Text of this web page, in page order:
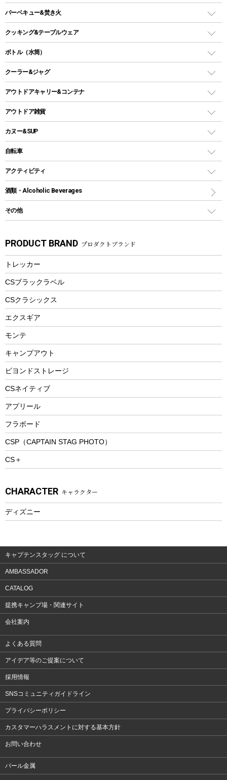
タープ
スクエアタープ（レクタタープ）
メッシュタープ
自立式タープ
パラソル
テントアクセサリー
ペグ
ポール
グランドシート
ツール
ガスランタン
オイルランタン
LEDライト
ヘッドライト
キャンドル
ガスバーナー
ガス缶
ガストーチ、ライター
バーベキュー&焚き火
バーベキューコンロ、グリル
焚き火台タイプ（ロースタイル）グリル
卓上タイプグリル
パーティータイプグリル
ソロキャンプ用グリル
鉄板、アミ
焚き火台&ストーブ
火起こし
バーベキューツール
クッキング&テーブルウェア
ダッチオーブン
ホットサンドメーカー
クッカーセット
シェラカップ
クッキングツール
ナイフ
カトラリー
マグカップ、カップ
ステンレスボトル
フードボトル
トレー
ランチョンマット
ランチボックス
ボトル（水筒）
ステンレスボトル
コップ付きタイプ
ワンタッチタイプ
プラスチックボトル
ディズニーボトル
クーラー&ジャグ
クーラーボックス
クーラーバッグ
ウォータージャグ
保冷剤
アウトドアキャリー&コンテナ
アウトドアキャリー
アウトドア雑貨
バックパック&バッグ
リュック、バックパック
トートバッグ、サコッシュ
ショッピングキャリー
その他アウトドア雑貨
スプレー関係
ツール、他
カヌー&SUP
インフレータブル
カヤック
パドル
ヘルメット
エアーポンプ
アクセサリー
自転車
折りたたみ自転車
スポーツサイクル
シティサイクル
自転車ウェア
アクティビティ
マリン
ラッシュガード
パラソル
フローティングベスト
エアーポンプ
ビーチテント
ウィンター
スノーシュー
防寒ウェア
トレッキング
トレッキングステッキ
トレッキングアクセサリー
プレイグッズ
ウェルネス
ウェア、タオル
ウェア
酒類・Alcoholic Beverages
その他
湯たんぽ
防災用品
PRODUCT BRAND プロダクトブランド
トレッカー
CSブラックラベル
CSクラシックス
エクスギア
モンテ
キャンプアウト
ビヨンドストレージ
CSネイティブ
アプリール
フラボード
CSP（CAPTAIN STAG PHOTO）
CS＋
CHARACTER キャラクター
ディズニー
キャプテンスタッグ について
AMBASSADOR
CATALOG
提携キャンプ場・関連サイト
会社案内
よくある質問
アイデア等のご提案について
採用情報
SNSコミュニティガイドライン
プライバシーポリシー
カスタマーハラスメントに対する基本方針
お問い合わせ
パール金属